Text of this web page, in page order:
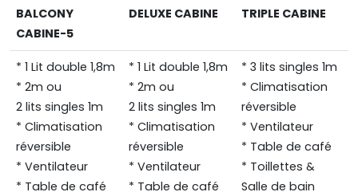
BALCONY
CABINE-5
DELUXE CABINE TRIPLE CABINE
* 1 Lit double 1,8m
* 2m ou
2 lits singles 1m
* Climatisation
réversible
* Ventilateur
* Table de café
* 1 Lit double 1,8m
* 2m ou
2 lits singles 1m
* Climatisation
réversible
* Ventilateur
* Table de café
* 3 lits singles 1m
* Climatisation
réversible
* Ventilateur
* Table de café
* Toillettes &
Salle de bain